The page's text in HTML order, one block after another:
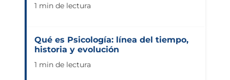
1 min de lectura
Qué es Psicología: línea del tiempo,
historia y evolución
1 min de lectura